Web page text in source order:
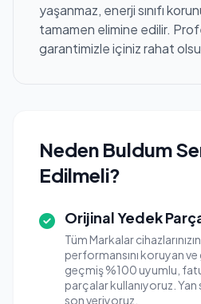
yaşanmaz, enerji sınıfı
tamamen elimine edilir.
garantimizle içiniz rahat
Neden Buldum
Edilmeli?
Orijinal Yedek
Tüm Markalar
performansını koruyan
geçmiş %100 uyumlu,
parçalar kullanıyoruz.
son veriyoruz.